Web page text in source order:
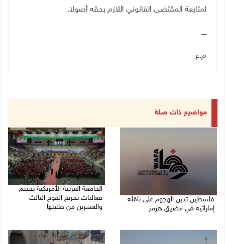
لمتابعة المقتضى القانوني اللازم بحقه أصولا.
ـــــ
م.ع
مواضيع ذات صلة
فلسطين تدين الهجوم على ناقلة
إماراتية في مضيق هرمز
الجامعة العربية الأمريكية تختتم
فعاليات تخريج الفوج الثالث
والعشرين من طلبتها